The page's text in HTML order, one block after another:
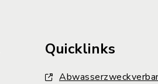
Quicklinks